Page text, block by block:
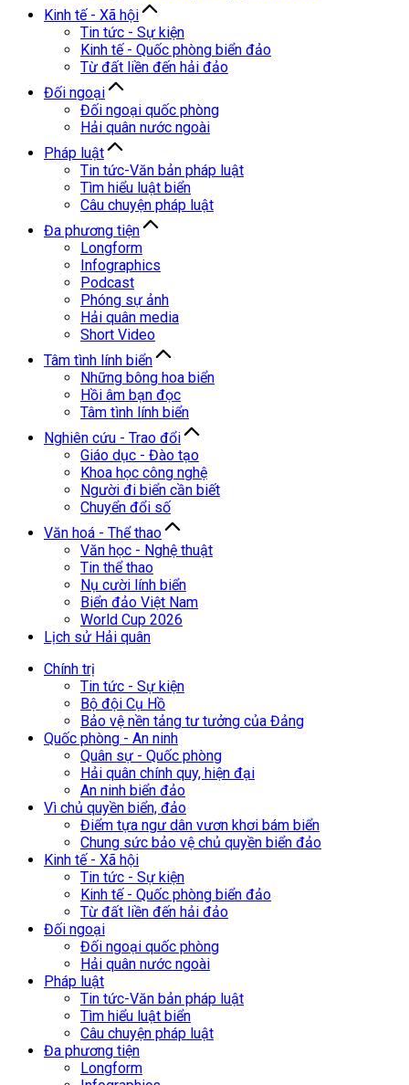
Kinh tế - Xã hội
Tin tức - Sự kiện
Kinh tế - Quốc phòng biển đảo
Từ đất liền đến hải đảo
Đối ngoại
Đối ngoại quốc phòng
Hải quân nước ngoài
Pháp luật
Tin tức-Văn bản pháp luật
Tìm hiểu luật biển
Câu chuyện pháp luật
Đa phương tiện
Longform
Infographics
Podcast
Phóng sự ảnh
Hải quân media
Short Video
Tâm tình lính biển
Những bông hoa biển
Hồi âm bạn đọc
Tâm tình lính biển
Nghiên cứu - Trao đổi
Giáo dục - Đào tạo
Khoa học công nghệ
Người đi biển cần biết
Chuyển đổi số
Văn hoá - Thể thao
Văn học - Nghệ thuật
Tin thể thao
Nụ cười lính biển
Biển đảo Việt Nam
World Cup 2026
Lịch sử Hải quân
Chính trị
Tin tức - Sự kiện
Bộ đội Cụ Hồ
Bảo vệ nền tảng tư tưởng của Đảng
Quốc phòng - An ninh
Quân sự - Quốc phòng
Hải quân chính quy, hiện đại
An ninh biển đảo
Vì chủ quyền biển, đảo
Điểm tựa ngư dân vươn khơi bám biển
Chung sức bảo vệ chủ quyền biển đảo
Kinh tế - Xã hội
Tin tức - Sự kiện
Kinh tế - Quốc phòng biển đảo
Từ đất liền đến hải đảo
Đối ngoại
Đối ngoại quốc phòng
Hải quân nước ngoài
Pháp luật
Tin tức-Văn bản pháp luật
Tìm hiểu luật biển
Câu chuyện pháp luật
Đa phương tiện
Longform